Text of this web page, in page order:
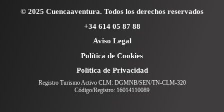
© 2025 Cuencaaventura. Todos los derechos reservados
+34 614 05 87 88
Aviso Legal
Política de Cookies
Política de Privacidad
Registro Turismo Activo CLM: DGMNB/SEN/TN-CLM-320
Código/Registro: 16014110089